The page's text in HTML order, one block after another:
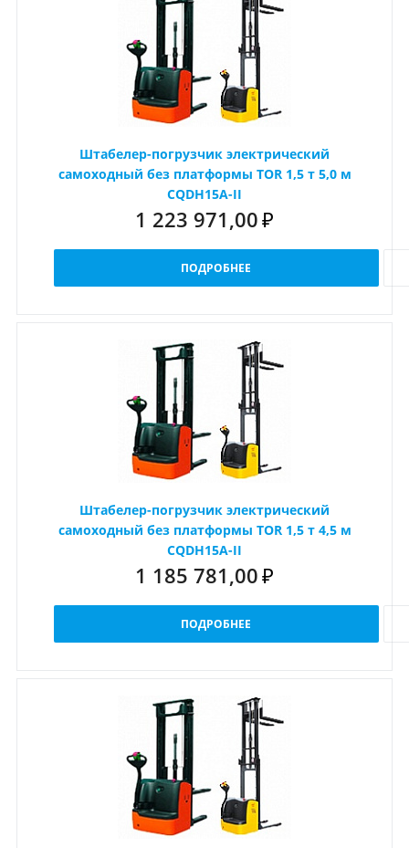
Штабелер-погрузчик электрический
самоходный без платформы TOR 1,5 т 5,0 м
CQDH15A-II
1 223 971,00 ₽
ПОДРОБНЕЕ
Штабелер-погрузчик электрический
самоходный без платформы TOR 1,5 т 4,5 м
CQDH15A-II
1 185 781,00 ₽
ПОДРОБНЕЕ